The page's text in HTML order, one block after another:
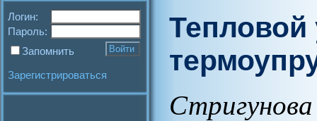
Логин:
Пароль:
Запомнить
Зарегистрироваться
Тепловой